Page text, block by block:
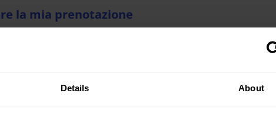
Details About
la mia prenotazione
e vogliamo noleggiare diversi veicoli.